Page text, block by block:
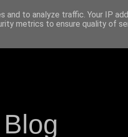
to analyze traffic. Your IP
metrics to ensure quality of